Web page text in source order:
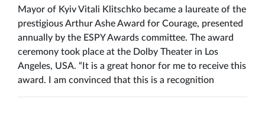
Mayor of Kyiv Vitali Klitschko became a laureate of the
prestigious Arthur Ashe Award for Courage, presented
annually by the ESPY Awards committee. The award
ceremony took place at the Dolby Theater in Los
Angeles, USA. “It is a great honor for me to receive this
award. I am convinced that this is a recognition